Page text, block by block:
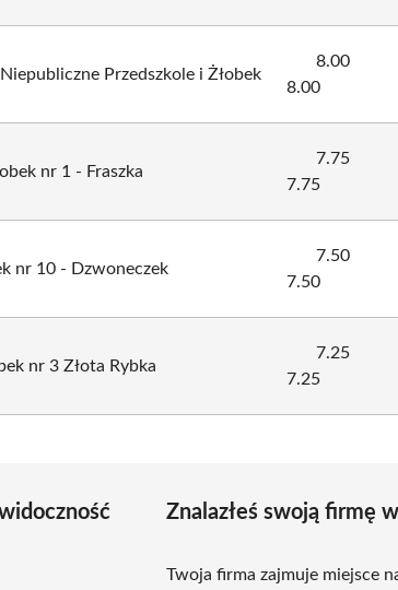
Przedszkole i Żłobek
8.00
8.00
nr 1 - Fraszka
7.75
7.75
nr 10 - Dzwoneczek
7.50
7.50
nr 3 Złota Rybka
7.25
7.25
Znalazłeś swoją firmę
Twoja firma zajmuje miejsce